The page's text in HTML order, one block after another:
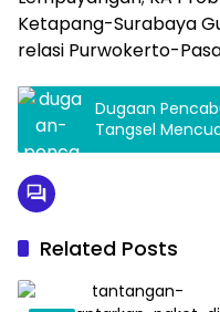
Ketapang-Surabaya
relasi Purwokerto-
Dugaan
Tangsel
Kepsek ke Polisi
Related Posts